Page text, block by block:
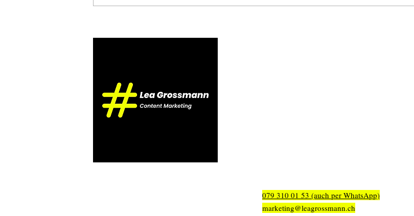
079 310 01 53 (auch per WhatsApp)
marketing@leagrossmann.ch